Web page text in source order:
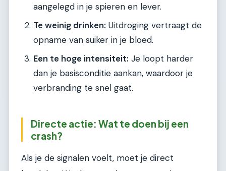
aangelegd in je spieren en lever.
Te weinig drinken: Uitdroging vertraagt de
opname van suiker in je bloed.
Een te hoge intensiteit: Je loopt harder
dan je basisconditie aankan, waardoor je
verbranding te snel gaat.
Directe actie: Wat te doen bij een
crash?
Als je de signalen voelt, moet je direct